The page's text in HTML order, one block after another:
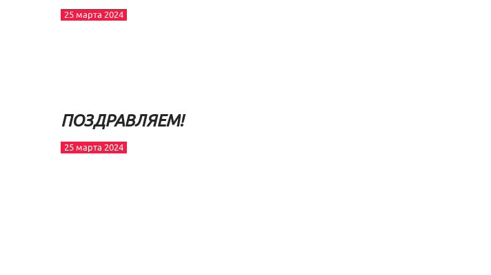
25 марта 2024
ПОЗДРАВЛЯЕМ!
25 марта 2024